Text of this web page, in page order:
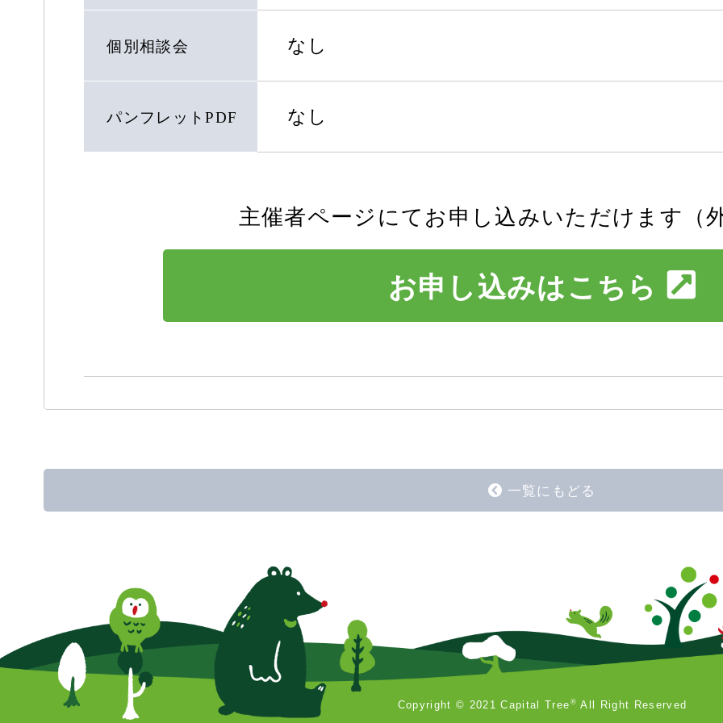
個別相談会 なし
パンフレットPDF なし
主催者ページにてお申し込みいただけます（
お申し込みはこちら
一覧にもどる
Copyright © 2021 Capital Tree® All Right Reserved